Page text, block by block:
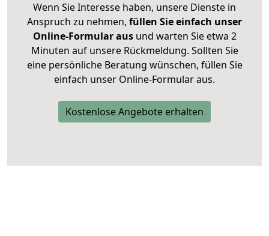
Wenn Sie Interesse haben, unsere Dienste in
Anspruch zu nehmen, füllen Sie einfach unser
Online-Formular ausund warten Sie etwa 2
Minuten auf unsere Rückmeldung. Sollten Sie
eine persönliche Beratung wünschen, füllen Sie
einfach unser Online-Formular aus.
Kostenlose Angebote erhalten